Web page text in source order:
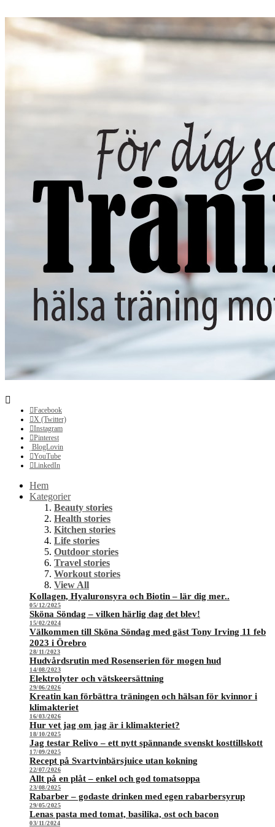
Facebook
X (Twitter)
Instagram
Pinterest
BlogLovin
YouTube
LinkedIn
Hem
Kategorier
Beauty stories
Health stories
Kitchen stories
Life stories
Outdoor stories
Travel stories
Workout stories
View All
Kollagen, Hyaluronsyra och Biotin – lär dig mer..
05/12/2025
Sköna Söndag – vilken härlig dag det blev!
15/02/2024
Välkommen till Sköna Söndag med gäst Tony Irving 11 feb
2023 i Örebro
28/11/2023
Hudvårdsrutin med Rosenserien för mogen hud
14/08/2023
Elektrolyter och vätskeersättning
29/06/2026
Kreatin kan förbättra träningen och hälsan för kvinnor i
klimakteriet
16/03/2026
Hur vet jag om jag är i klimakteriet?
18/10/2025
Jag testar Relivo – ett nytt spännande svenskt kosttillskott
17/09/2025
Recept på Svartvinbärsjuice utan kokning
22/07/2026
Allt på en plåt – enkel och god tomatsoppa
23/08/2025
Rabarber – godaste drinken med egen rabarbersyrup
29/05/2025
Lenas pasta med tomat, basilika, ost och bacon
03/11/2024